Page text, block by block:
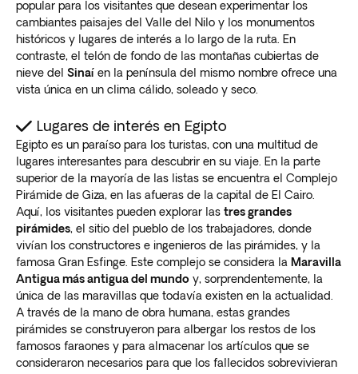
popular para los visitantes que desean experimentar los
cambiantes paisajes del Valle del Nilo y los monumentos
históricos y lugares de interés a lo largo de la ruta. En
contraste, el telón de fondo de las montañas cubiertas de
nieve del Sinaí en la península del mismo nombre ofrece una
vista única en un clima cálido, soleado y seco.
Lugares de interés en Egipto
Egipto es un paraíso para los turistas, con una multitud de
lugares interesantes para descubrir en su viaje. En la parte
superior de la mayoría de las listas se encuentra el Complejo
Pirámide de Giza, en las afueras de la capital de El Cairo.
Aquí, los visitantes pueden explorar las tres grandes
pirámides, el sitio del pueblo de los trabajadores, donde
vivían los constructores e ingenieros de las pirámides, y la
famosa Gran Esfinge. Este complejo se considera la Maravilla
Antigua más antigua del mundo y, sorprendentemente, la
única de las maravillas que todavía existen en la actualidad.
A través de la mano de obra humana, estas grandes
pirámides se construyeron para albergar los restos de los
famosos faraones y para almacenar los artículos que se
consideraron necesarios para que los fallecidos sobrevivieran